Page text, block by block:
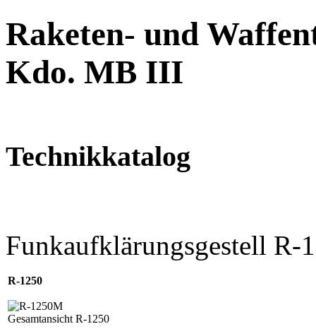
Raketen- und
Kdo. MB III
Technikkatalog
Funkaufklärungsgestell R-
R-1250
Gesamtansicht R-1250